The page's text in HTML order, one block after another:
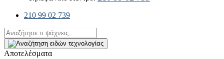
210 99 02 739
Αποτελέσματα